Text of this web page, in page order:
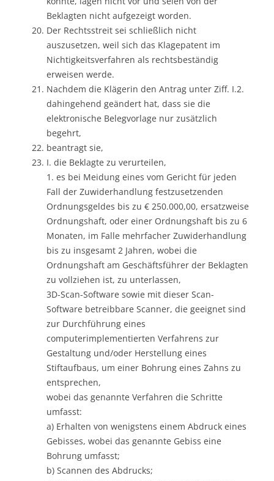
Beklagten nicht aufgezeigt worden.
Der Rechtsstreit sei schließlich nicht
auszusetzen, weil sich das Klagepatent im
Nichtigkeitsverfahren als rechtsbeständig
erweisen werde.
Nachdem die Klägerin den Antrag unter Ziff. I.2.
dahingehend geändert hat, dass sie die
elektronische Belegvorlage nur zusätzlich
begehrt,
beantragt sie,
I. die Beklagte zu verurteilen,
1. es bei Meidung eines vom Gericht für jeden
Fall der Zuwiderhandlung festzusetzenden
Ordnungsgeldes bis zu € 250.000,00, ersatzweise
Ordnungshaft, oder einer Ordnungshaft bis zu 6
Monaten, im Falle mehrfacher Zuwiderhandlung
bis zu insgesamt 2 Jahren, wobei die
Ordnungshaft am Geschäftsführer der Beklagten
zu vollziehen ist, zu unterlassen,
3D-Scan-Software sowie mit dieser Scan-
Software betreibbare Scanner, die geeignet sind
zur Durchführung eines
computerimplementierten Verfahrens zur
Gestaltung und/oder Herstellung eines
Stiftaufbaus, um einer Bohrung eines Zahns zu
entsprechen,
wobei das genannte Verfahren die Schritte
umfasst:
a) Erhalten von wenigstens einem Abdruck eines
Gebisses, wobei das genannte Gebiss eine
Bohrung umfasst;
b) Scannen des Abdrucks;